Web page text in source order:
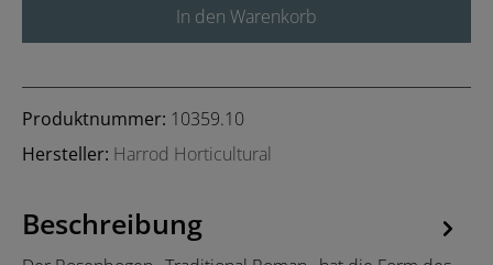
In den Warenkorb
Produktnummer: 10359.10
Hersteller: Harrod Horticultural
Beschreibung